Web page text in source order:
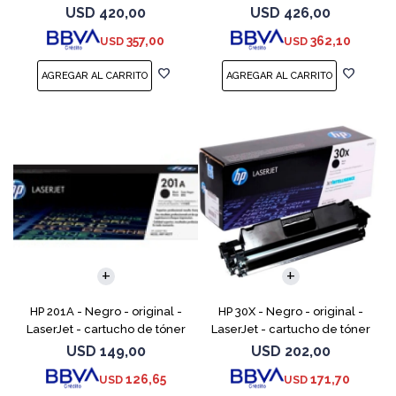
(CF362A) - para Color
LaserJet Enterprise MFP M577;
LaserJet Enterp
USD 420,00
USD 357,00
(CF363A) - para Color
LaserJet Enterprise MFP M577;
LaserJet Enterpr
USD 426,00
USD 362,10
HP 201A - Negro - original -
LaserJet - cartucho de tóner
(CF400A) - para Color
LaserJet Pro M252dn,
M252dw, M252n, MFP M277c6,
USD 149,00
USD 126,65
HP 30X - Negro - original -
LaserJet - cartucho de tóner
(CF230X) - para LaserJet Pro
M203d, M203dn, M203dw, MFP
M227fdn, MFP M2
USD 202,00
USD 171,70